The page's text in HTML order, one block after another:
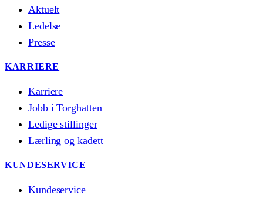
Aktuelt
Ledelse
Presse
KARRIERE
Karriere
Jobb i Torghatten
Ledige stillinger
Lærling og kadett
KUNDESERVICE
Kundeservice